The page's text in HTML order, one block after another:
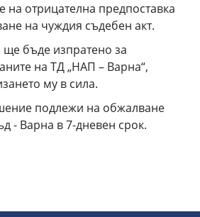
на отрицателна предпоставка
на чуждия съдебен акт.
бъде изпратено за
на ТД „НАП – Варна“,
му в сила.
подлежи на обжалване
- Варна в 7-дневен срок.